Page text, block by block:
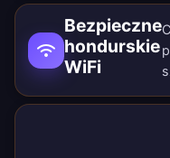
Bezpieczne
hondurskie
WiFi